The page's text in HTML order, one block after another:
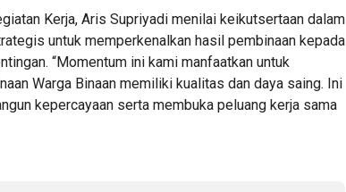
Kerja, Aris Supriyadi menilai keikutsertaan dalam
untuk memperkenalkan hasil pembinaan kepada
“Momentum ini kami manfaatkan untuk
Warga Binaan memiliki kualitas dan daya saing. Ini
kepercayaan serta membuka peluang kerja sama